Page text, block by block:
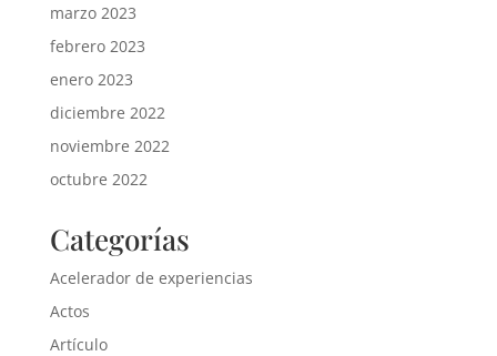
marzo 2023
febrero 2023
enero 2023
diciembre 2022
noviembre 2022
octubre 2022
Categorías
Acelerador de experiencias
Actos
Artículo